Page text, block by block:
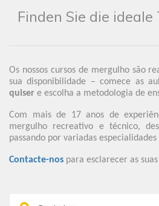
Finden Sie die
Os nossos cursos de mergulho são
sua disponibilidade – comece as
quiser e escolha a metodologia de
Com mais de 17 anos de
mergulho recreativo e técnico,
passando por variadas
Contacte-nos para esclarecer as